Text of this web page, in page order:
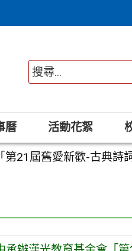
曆 活動花絮
21屆舊愛新歡-古典詩